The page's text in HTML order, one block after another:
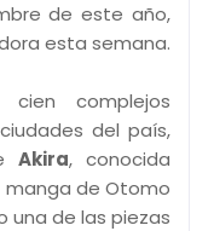
de este año,
esta semana.
complejos
del país,
Akira, conocida
de Otomo
una de las piezas